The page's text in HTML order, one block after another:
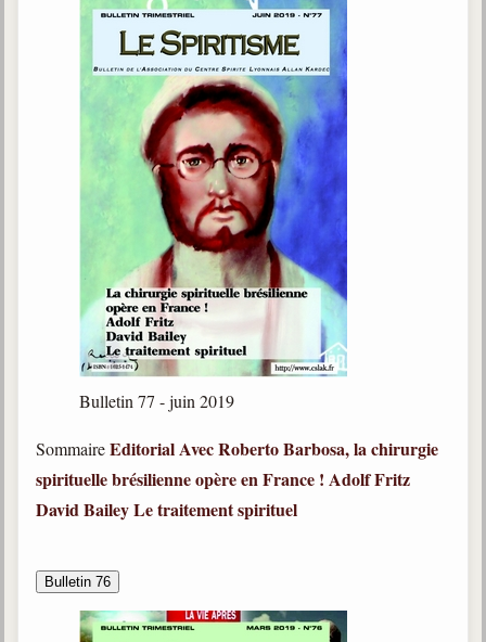
Bulletin 77 - juin 2019
SommaireEditorialAvec Roberto Barbosa, la chirurgie
spirituelle brésilienne opère en France ! Adolf Fritz
David BaileyLe traitement spirituel
Bulletin 76